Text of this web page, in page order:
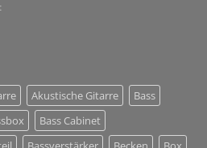
Solutions
für
+
TontechnikAkustische Gitarre
Bass
Bass Cabinet